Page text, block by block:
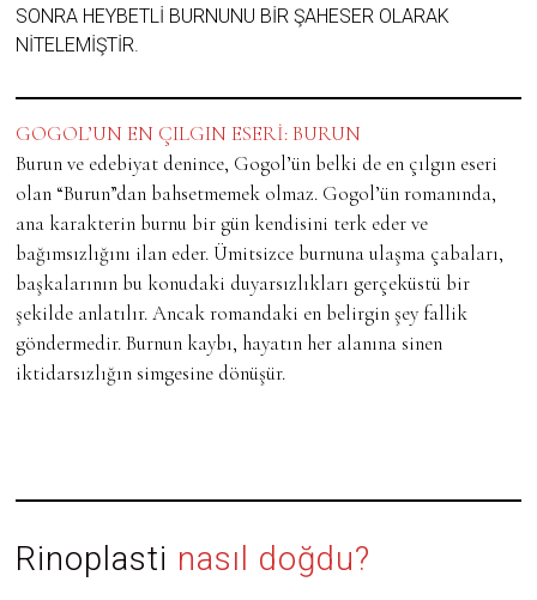
SONRA HEYBETLI BURNUNU BIR ŞAHESER OLARAK
NITELEMIŞTIR.
GOGOL’UN EN ÇILGIN ESERİ: BURUN
Burun ve edebiyat denince, Gogol’ün belki de en çılgın eseri
olan “Burun”dan bahsetmemek olmaz. Gogol’ün romanında,
ana karakterin burnu bir gün kendisini terk eder ve
bağımsızlığını ilan eder. Ümitsizce burnuna ulaşma çabaları,
başkalarının bu konudaki duyarsızlıkları gerçeküstü bir
şekilde anlatılır. Ancak romandaki en belirgin şey fallik
göndermedir. Burnun kaybı, hayatın her alanına sinen
iktidarsızlığın simgesine dönüşür.
Rinoplasti nasıl doğdu?